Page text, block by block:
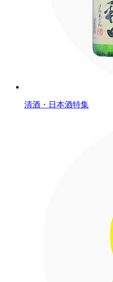
清酒・日本酒特集